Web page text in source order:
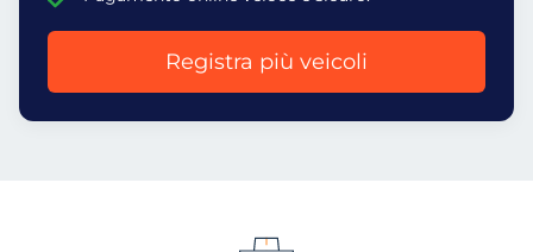
Registra più veicoli